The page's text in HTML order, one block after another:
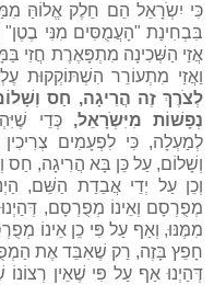
כִּי יִשְֹרָאֵל הֵם חֵלֶק אֱלוֹהַּ
בִּבְחִינַת "הָעֲמֻסִּים מִנִּי בֶטֶן"
אֲזַי הַשְּׁכִינָה מִתְפָּאֶרֶת חֲזִי
וַאֲזַי מִתְעוֹרֵר הִשְׁתּוֹקְקוּת
לְצֹרֶךְ זֶה הֲרִיגָה, חַס
נְפָשׁוֹת מִיִּשְֹרָאֵל, כְּדֵי
לְמַעְלָה, כִּי לִפְעָמִים
וְשָׁלוֹם, עַל כֵּן בָּא הֲרִיגָה, חַס
וְכֵן עַל יְדֵי אֲבֵדַת הַשֵּׁם,
מְפֻרְסָם וְאֵינוֹ מְפֻרְסָם,
מִמֶּנּוּ, וְאַף עַל פִּי כֵן אֵינוֹ
חָפֵץ בָּזֶה, רַק שֶׁאִבֵּד אֶת
דְּהַיְנוּ אַף עַל פִּי שֶׁאֵין